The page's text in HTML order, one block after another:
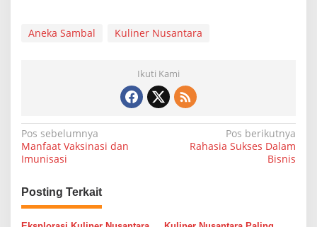
Aneka Sambal Kuliner Nusantara
Ikuti Kami
N
a
i
Pos sebelumnya
Manfaat Vaksinasi dan
Imunisasi
Pos berikutnya
Rahasia Sukses Dalam
Bisnis
Posting Terkait